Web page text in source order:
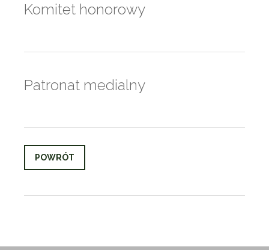
Komitet honorowy
Patronat medialny
POWRÓT